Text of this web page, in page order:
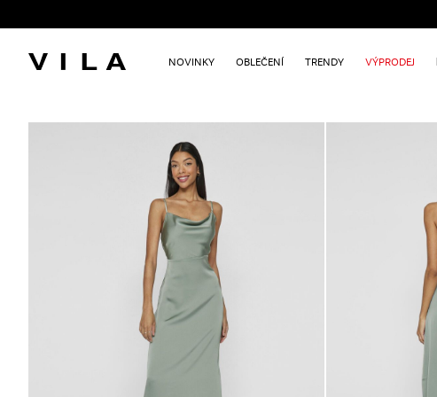
NOVINKY OBLEČENÍ TRENDY VÝPRODEJ